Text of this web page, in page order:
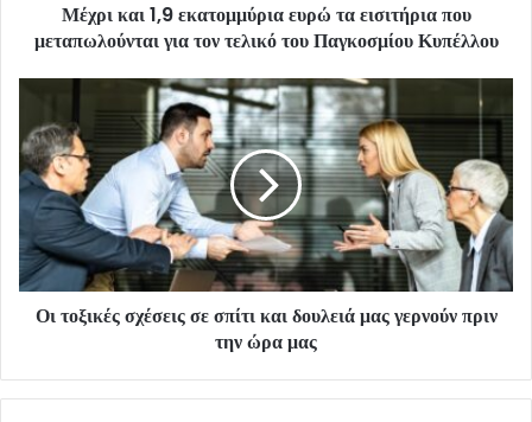
Μέχρι και 1,9 εκατομμύρια ευρώ τα εισιτήρια που
μεταπωλούνται για τον τελικό του Παγκοσμίου Κυπέλλου
Οι τοξικές σχέσεις σε σπίτι και δουλειά μας γερνούν πριν
την ώρα μας